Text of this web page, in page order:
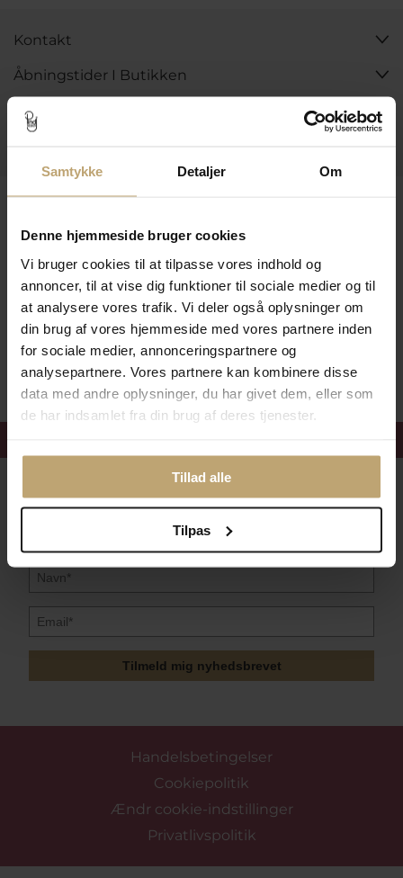
Samtykke Detaljer Om
Denne hjemmeside bruger cookies
Vi bruger cookies til at tilpasse vores indhold og
annoncer, til at vise dig funktioner til sociale medier og til
at analysere vores trafik. Vi deler også oplysninger om
din brug af vores hjemmeside med vores partnere inden
for sociale medier, annonceringspartnere og
analysepartnere. Vores partnere kan kombinere disse
data med andre oplysninger, du har givet dem, eller som
de har indsamlet fra din brug af deres tjenester.
Tillad alle
Tilpas
Kontakt
Åbningstider I Butikken
Information
Leveringsmuligheder
Betalingsmuligheder
Sikker Og Tryg E-Handel
Læs mere her
Tilmeld mig nyhedsbrevet
Handelsbetingelser
Cookiepolitik
Ændr cookie-indstillinger
Privatlivspolitik